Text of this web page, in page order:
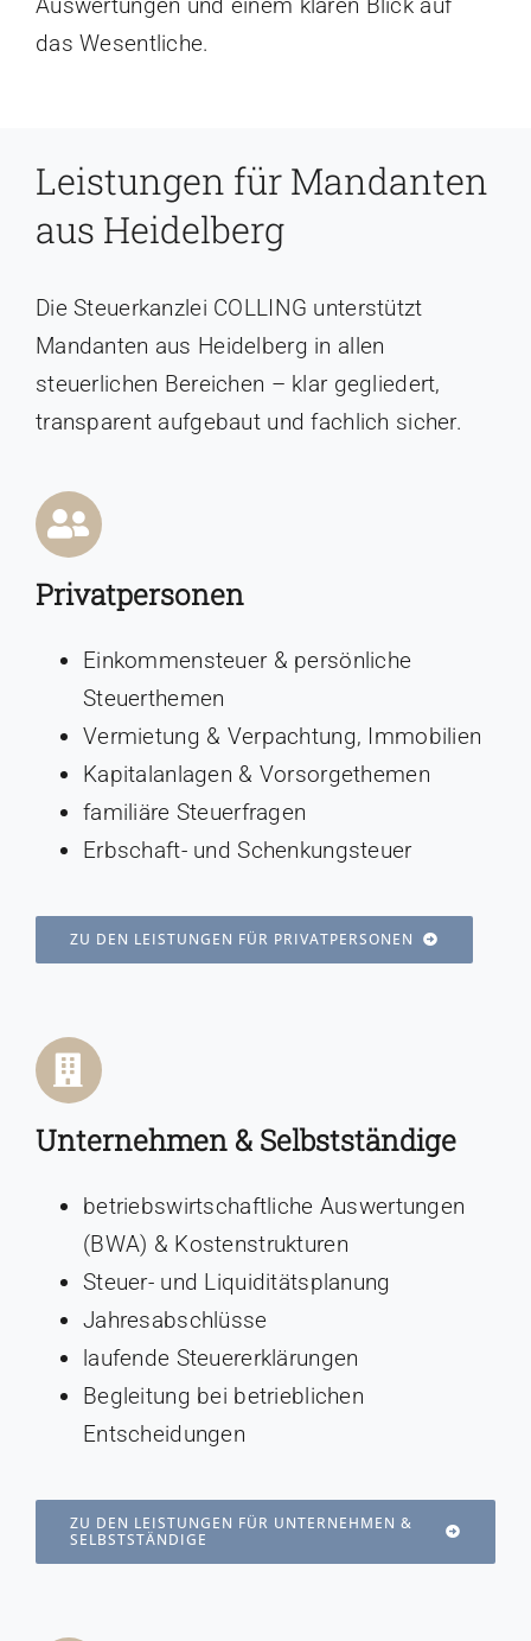
das Wesentliche.
Leistungen für Mandanten
aus Heidelberg
Die Steuerkanzlei COLLING unterstützt
Mandanten aus Heidelberg in allen
steuerlichen Bereichen – klar gegliedert,
transparent aufgebaut und fachlich sicher.
Privatpersonen
Einkommensteuer & persönliche
Steuerthemen
Vermietung & Verpachtung, Immobilien
Kapitalanlagen & Vorsorgethemen
familiäre Steuerfragen
Erbschaft- und Schenkungsteuer
ZU DEN LEISTUNGEN FÜR PRIVATPERSONEN
Unternehmen & Selbstständige
betriebswirtschaftliche Auswertungen
(BWA) & Kostenstrukturen
Steuer- und Liquiditätsplanung
Jahresabschlüsse
laufende Steuererklärungen
Begleitung bei betrieblichen
Entscheidungen
ZU DEN LEISTUNGEN FÜR UNTERNEHMEN &
SELBSTSTÄNDIGE